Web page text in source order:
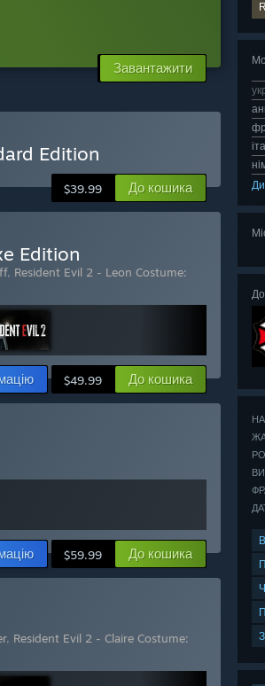
Завантажити
Edition
$39.99 До кошика
Edition
, Resident Evil 2 - Leon Costume:
$49.99 До кошика
$59.99 До кошика
, Resident Evil 2 - Claire Costume: